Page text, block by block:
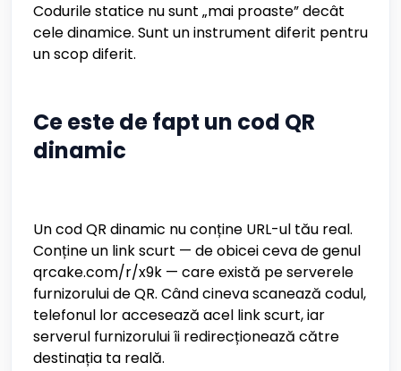
Codurile statice nu sunt „mai proaste” decât
cele dinamice. Sunt un instrument diferit pentru
un scop diferit.
Ce este de fapt un cod QR
dinamic
Un cod QR dinamic nu conține URL-ul tău real.
Conține un link scurt — de obicei ceva de genul
qrcake.com/r/x9k — care există pe serverele
furnizorului de QR. Când cineva scanează codul,
telefonul lor accesează acel link scurt, iar
serverul furnizorului îi redirecționează către
destinația ta reală.